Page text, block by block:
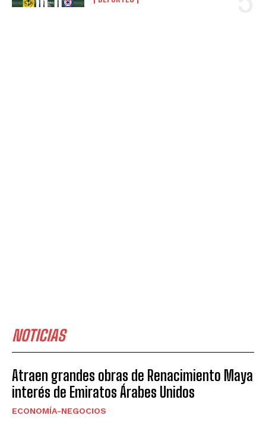
NOTICIAS
Atraen grandes obras de Renacimiento Maya
interés de Emiratos Árabes Unidos
ECONOMÍA-NEGOCIOS